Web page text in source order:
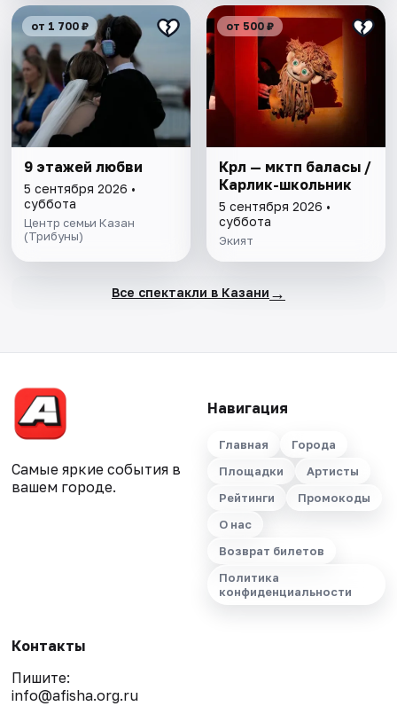
от 1 700 ₽
9 этажей любви
5 сентября 2026 •
суббота
Центр семьи Казан
(Трибуны)
от 500 ₽
Кәрлә — мәктәп баласы /
Карлик-школьник
5 сентября 2026 •
суббота
Экият
Все спектакли в Казани →
Самые яркие события в
вашем городе.
Навигация
Главная
Города
Площадки
Артисты
Рейтинги
Промокоды
О нас
Возврат билетов
Политика
конфиденциальности
Контакты
Пишите:
info@afisha.org.ru